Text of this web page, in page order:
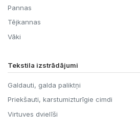
Pannas
Tējkannas
Vāki
Tekstila izstrādājumi
Galdauti, galda paliktņi
Priekšauti, karstumizturīgie cimdi
Virtuves dvielīši